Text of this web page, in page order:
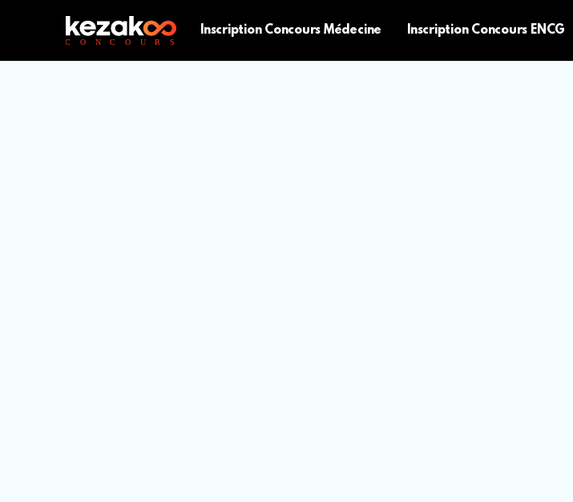
Inscription Concours Médecine Inscription Concours ENCG